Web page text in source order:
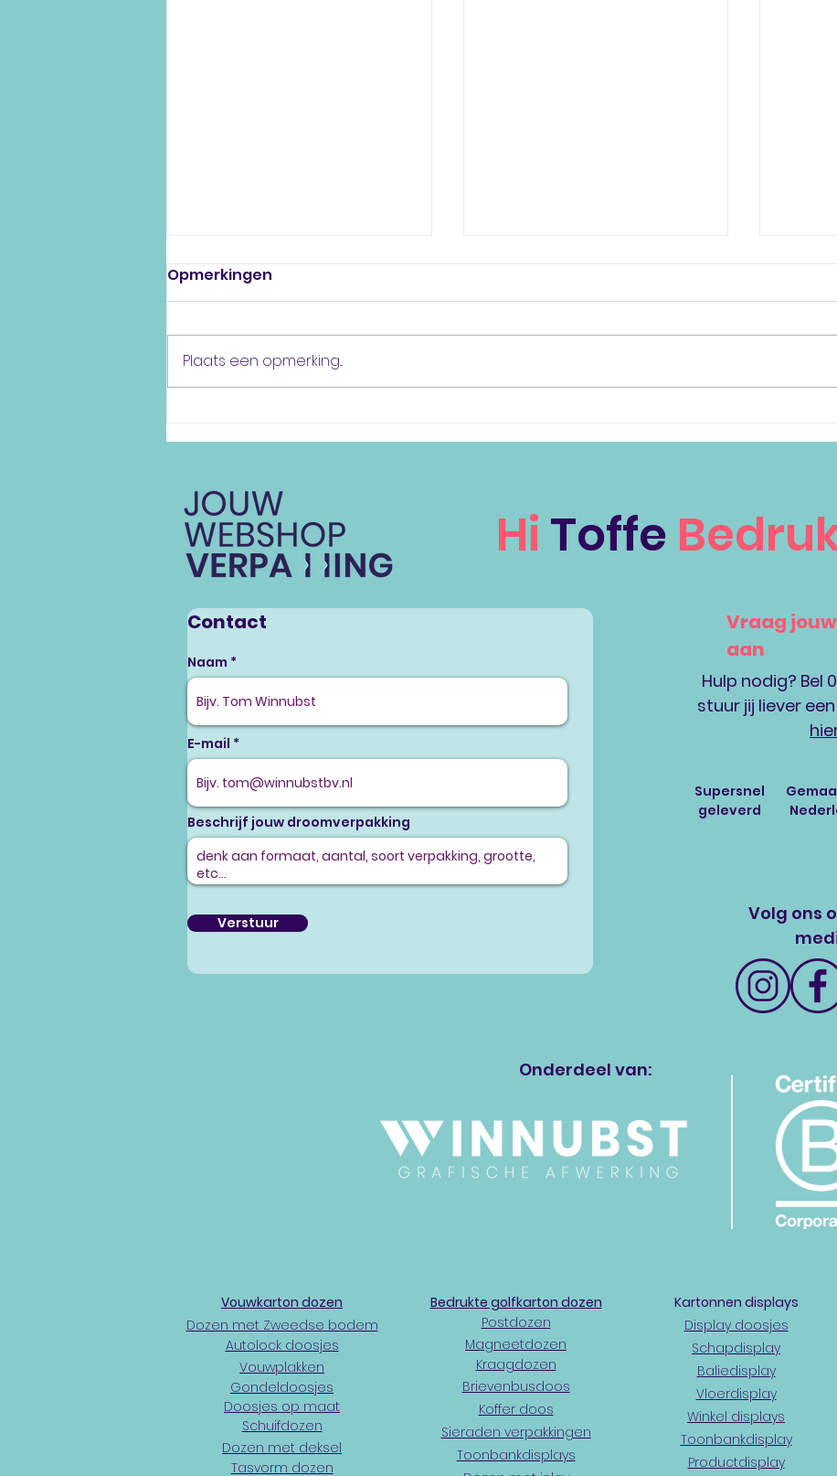
uitstraling met foliedruk!
de aandacht!
Opmerkingen
Plaats een opmerking...
Hi Toffe
Contact
Naam
E-mail
Beschrijf jouw droomverpakking
Verstuur
Vraag
aan
Hulp nodig? Bel
stuur jij liever
Supersnel
geleverd
Volg ons
Onderdeel van:
Vouwkarton dozen
Dozen met Zweedse bodem
Autolock doosjes
Vouwplakken
Gondeldoosjes
Doosjes op maat
Schuifdozen
Dozen met deksel
Tasvorm dozen
Bedrukte golfkarton dozen
Postdozen
Magneetdozen
Kraagdozen
Brievenbusdoos
Koffer doos
Sieraden verpakkingen
Toonbankdisplays
Kartonnen displays
Display doosjes
Schapdisplay
Baliedisplay
Vloerdisplay
Winkel displays
Toonbankdisplay
Productdisplay